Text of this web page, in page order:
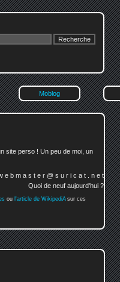
Moblog
site perso ! Un peu de moi, un
e b m a s t e r @ s u r i c a t . n e t
Quoi de neuf aujourd'hui ?
ou l'article de WikipediAsur ces